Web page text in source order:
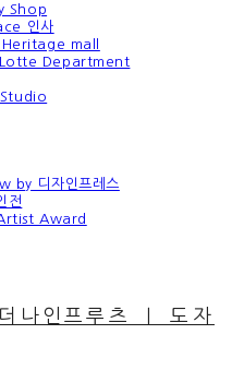
Shop
인사
Heritage mall
Lotte Department
by 디자인프레스
전
Award
인프루츠 ｜ 도자